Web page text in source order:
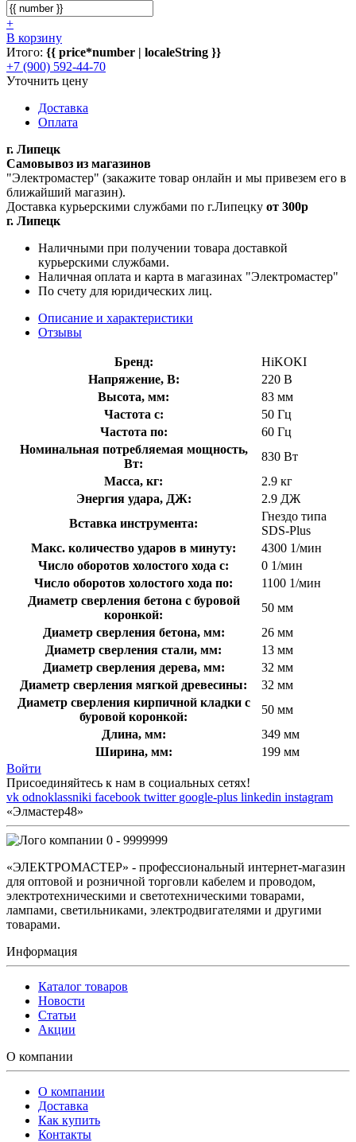
+
В корзину
Итого: {{ price*number | localeString }}
+7 (900) 592-44-70
Уточнить цену
Доставка
Оплата
г. Липецк
Самовывоз из магазинов
"Электромастер" (закажите товар онлайн и мы привезем его в
ближайший магазин).
Доставка курьерскими службами по г.Липецку от 300р
г. Липецк
Наличными при получении товара доставкой
курьерскими службами.
Наличная оплата и карта в магазинах "Электромастер"
По счету для юридических лиц.
Описание и характеристики
Отзывы
Бренд:
HiKOKI
Напряжение, В:
220 В
Высота, мм:
83 мм
Частота с:
50 Гц
Частота по:
60 Гц
Номинальная потребляемая мощность,
Вт:
830 Вт
Масса, кг:
2.9 кг
Энергия удара, ДЖ:
2.9 ДЖ
Вставка инструмента:
Гнездо типа
SDS-Plus
Макс. количество ударов в минуту:
4300 1/мин
Число оборотов холостого хода с:
0 1/мин
Число оборотов холостого хода по:
1100 1/мин
Диаметр сверления бетона с буровой
коронкой:
50 мм
Диаметр сверления бетона, мм:
26 мм
Диаметр сверления стали, мм:
13 мм
Диаметр сверления дерева, мм:
32 мм
Диаметр сверления мягкой древесины:
32 мм
Диаметр сверления кирпичной кладки с
буровой коронкой:
50 мм
Длина, мм:
349 мм
Ширина, мм:
199 мм
Войти
Присоединяйтесь к нам в социальных сетях!
vk odnoklassniki facebook twitter google-plus linkedin instagram
«Элмастер48»
0 - 9999999
«ЭЛЕКТРОМАСТЕР» - профессиональный интернет-магазин
для оптовой и розничной торговли кабелем и проводом,
электротехническими и светотехническими товарами,
лампами, светильниками, электродвигателями и другими
товарами.
Информация
Каталог товаров
Новости
Статьи
Акции
О компании
О компании
Доставка
Как купить
Контакты